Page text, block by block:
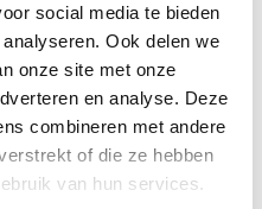
social media te bieden
Ook delen we
onze site met onze
en analyse. Deze
combineren met andere
of die ze hebben
van hun services.